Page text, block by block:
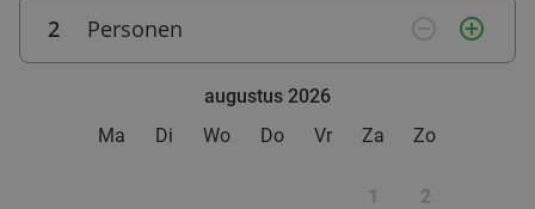
,50
€2
2 Personen add_circle_outline
augustus 2026
Ma
Di Wo Do Vr Za Zo
1 2